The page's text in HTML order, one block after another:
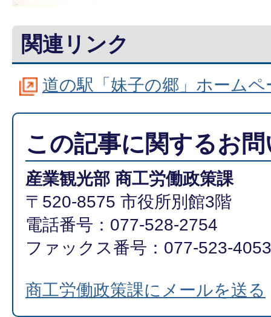
関連リンク
道の駅「妹子の郷」ホームペ
この記事に関するお
産業観光部 商工労働政策課
〒520-8575 市役所別館3階
電話番号：077-528-2754
ファックス番号：077-523-4053
商工労働政策課にメールを送る